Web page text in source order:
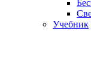
Учебник